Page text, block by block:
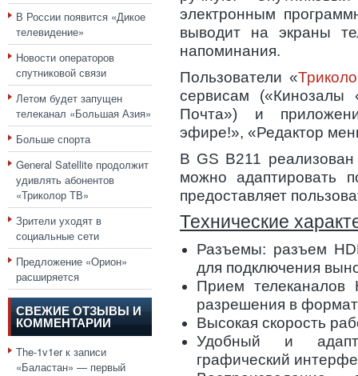
В России появится «Дикое
телевидение»
Новости операторов
спутниковой связи
Летом будет запущен
телеканал «Большая Азия»
Больше спорта
General Satellite продолжит
удивлять абонентов
«Триколор ТВ»
Зрители уходят в
социальные сети
Предложение «Орион»
расширяется
СВЕЖИЕ ОТЗЫВЫ И
КОММЕНТАРИИ
The-1v1erк записи
«Баластан» — первый
электронным
выводит на экраны
напоминания.
Пользователи «
сервисам
Почта») и
эфире!», «Редактор
В GS B211
можно адаптировать
предоставляет
Технические
Разъемы: разъем
для подключения
Прием телеканалов
разрешения в
Высокая скорость
Удобный и
графический